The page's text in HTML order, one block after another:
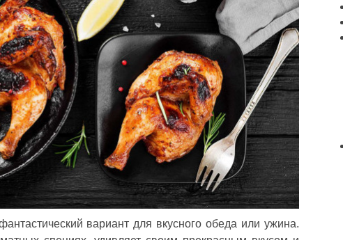
вариант для вкусного обеда или ужина.